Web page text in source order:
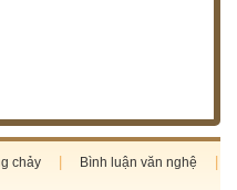
chảy Bình luận văn nghệ